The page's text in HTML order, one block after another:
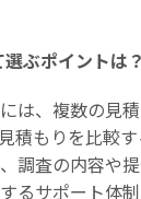
ぶポイントは？
は、複数の見
積もりを比較
調査の内容や
るサポート体